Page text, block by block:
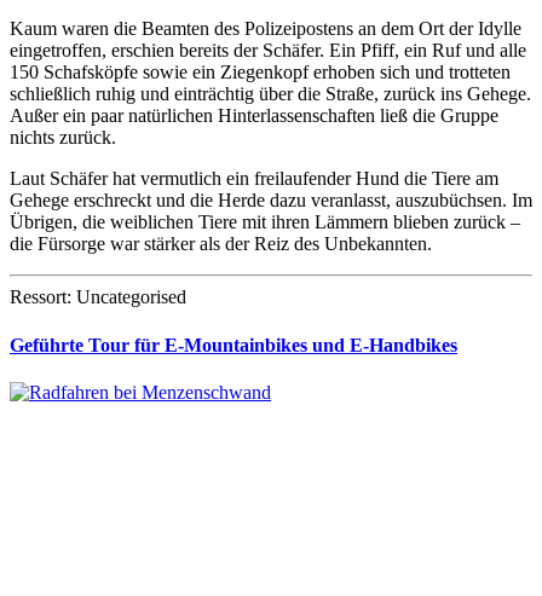
Kaum waren die Beamten des Polizeipostens an dem Ort der Idylle
eingetroffen, erschien bereits der Schäfer. Ein Pfiff, ein Ruf und alle
150 Schafsköpfe sowie ein Ziegenkopf erhoben sich und trotteten
schließlich ruhig und einträchtig über die Straße, zurück ins Gehege.
Außer ein paar natürlichen Hinterlassenschaften ließ die Gruppe
nichts zurück.
Laut Schäfer hat vermutlich ein freilaufender Hund die Tiere am
Gehege erschreckt und die Herde dazu veranlasst, auszubüchsen. Im
Übrigen, die weiblichen Tiere mit ihren Lämmern blieben zurück –
die Fürsorge war stärker als der Reiz des Unbekannten.
Ressort: Uncategorised
Geführte Tour für E-Mountainbikes und E-Handbikes